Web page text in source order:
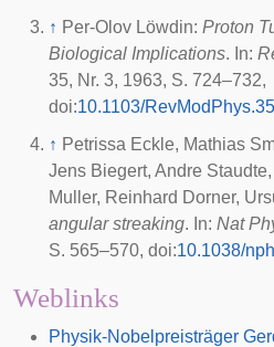
↑ Per-Olov Löwdin: Proton
Biological Implications. In:
35, Nr. 3, 1963, S. 724–732,
doi:10.1103/
↑ Petrissa Eckle, Mathias
Jens Biegert, Andre
Muller, Reinhard Dorner,
angular streaking. In: Nat
S. 565–570, doi:10.1038/
Weblinks
Physik-Nobelpreisträger